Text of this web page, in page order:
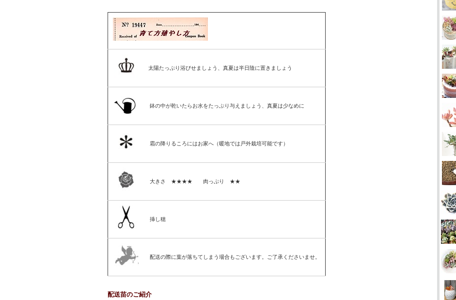
太陽たっぷり浴びせましょう、真夏は半日陰に置きましょう
鉢の中が乾いたらお水をたっぷり与えましょう、真夏は少なめに
霜の降りるころにはお家へ（暖地では戸外栽培可能です）
大きさ ★★★★ 肉っぷり ★★
挿し穂
配送の際に葉が落ちてしまう場合もございます。ご了承くださいませ。
配送苗のご紹介